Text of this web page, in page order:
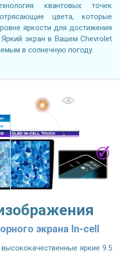
квантовых точек
цвета, которые
яркости для достижения
экран в Вашем Chevrolet
в солнечную погоду.
экрана In-cell
высококачественные яркие 9.5